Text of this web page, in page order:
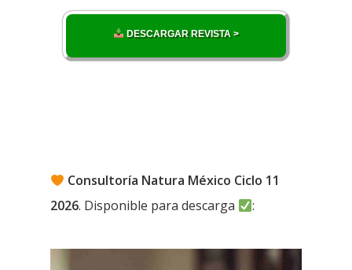
DESCARGAR REVISTA >
Consultoría Natura México Ciclo 11
2026. Disponible para descarga :